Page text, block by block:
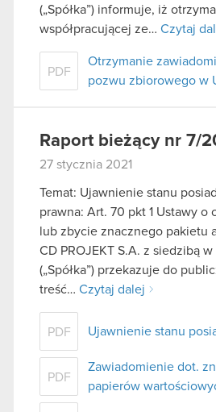
(„Spółka”) informuje, iż
współpracującej ze… Czytaj
PDF
Otrzymanie
pozwu zbiorowego w
Raport bieżący nr 7/
27 stycznia 2021
Temat: Ujawnienie stanu
prawna: Art. 70 pkt 1 Ustawy o
lub zbycie znacznego pakietu
CD PROJEKT S.A. z siedzibą
(„Spółka”) przekazuje do
treść… Czytaj dalej
PDF Ujawnienie stanu
PDF
Zawiadomienie dot.
papierów